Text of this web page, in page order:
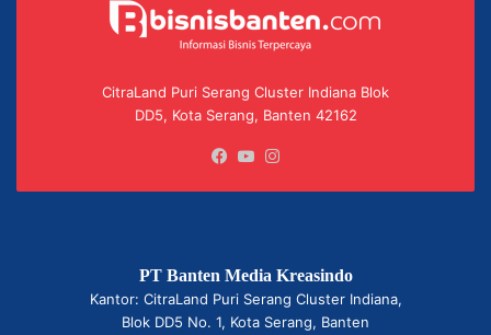
CitraLand Puri Serang Cluster Indiana Blok
DD5, Kota Serang, Banten 42162
Facebook
YouTube
PT Banten Media Kreasindo
Kantor: CitraLand Puri Serang Cluster Indiana,
Blok DD5 No. 1, Kota Serang, Banten